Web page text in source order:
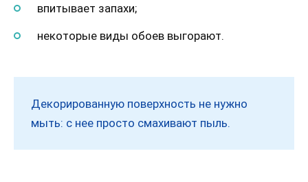
впитывает запахи;
некоторые виды обоев выгорают.
Декорированную поверхность не нужно
мыть: с нее просто смахивают пыль.